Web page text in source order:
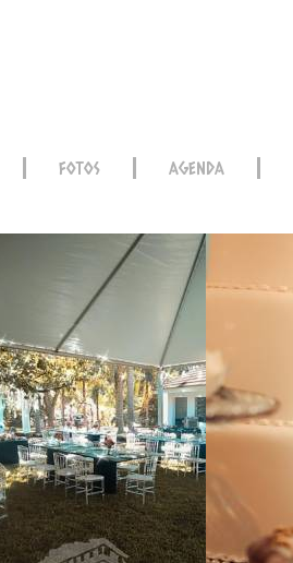
FOTOS AGENDA